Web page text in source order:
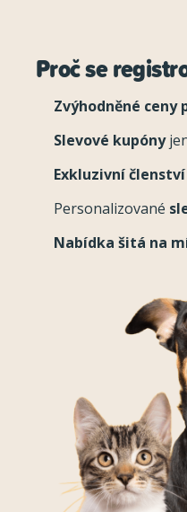
Proč se
Zvýhodněné ceny
Slevové kupóny
Exkluzivní členství
Personalizované
Nabídka šitá na